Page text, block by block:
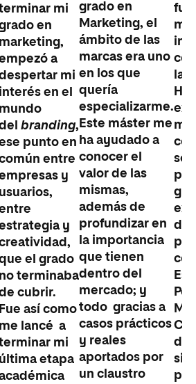
mi
en
marketing,
a
mi
interés en el
mundo
branding,
punto en
entre
y
usuarios,
y
el grado
no terminaba
cubrir.
Fue así como
me lancé a
mi
última etapa
grado en
Marketing, el
ámbito de las
marcas era uno
en los que
quería
especializarme.
Este máster me
ha ayudado a
conocer el
valor de las
mismas,
además de
profundizar en
la importancia
que tienen
dentro del
mercado; y
todo gracias a
casos prácticos
y reales
aportados por
un claustro
las
Ha
de
de